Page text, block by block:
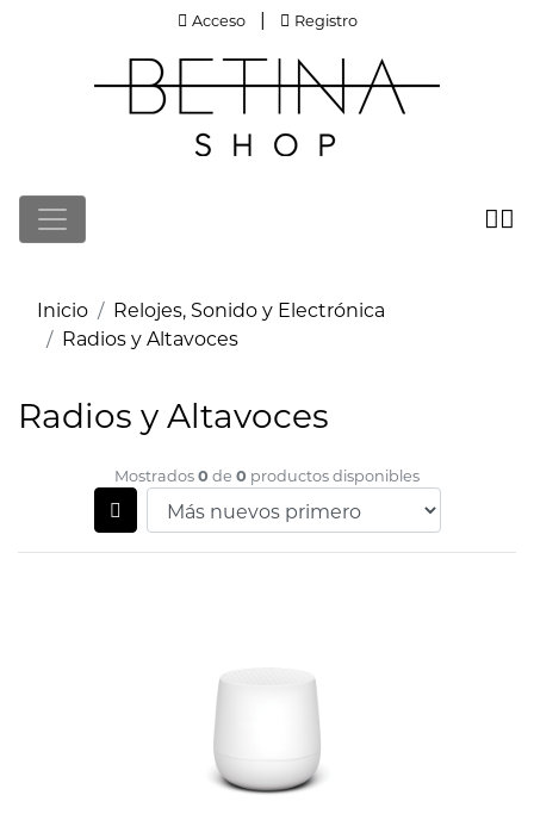
Acceso
Acceso | Registro
Registro
Inicio
Relojes, Sonido y Electrónica
Radios y Altavoces
Radios y Altavoces
Mostrados0 de 0 productos disponibles
Filtrar productos